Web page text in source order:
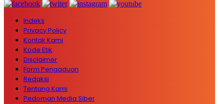
Indeks
Privacy Policy
Kontak Kami
Kode Etik
Disclaimer
Form Pengaduan
Redaksi
Tentang Kami
Pedoman Media Siber